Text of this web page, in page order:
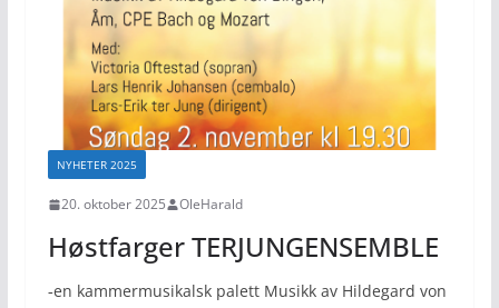
NYHETER 2025
20. oktober 2025 OleHarald
Høstfarger TERJUNGENSEMBLE
‑en kammermusikalsk palett Musikk av Hildegard von